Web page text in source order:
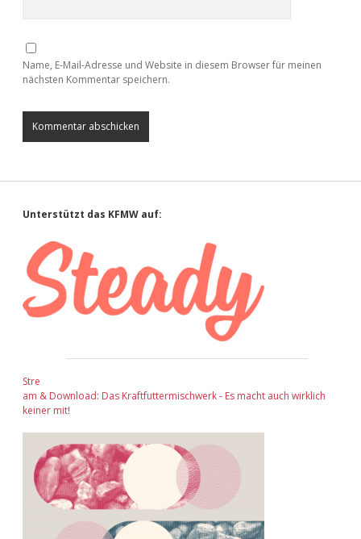
Name, E-Mail-Adresse und Website in diesem Browser für meinen
nächsten Kommentar speichern.
Sidebar
Unterstützt das KFMW auf:
Stre
am & Download: Das Kraftfuttermischwerk - Es macht auch wirklich
keiner mit!